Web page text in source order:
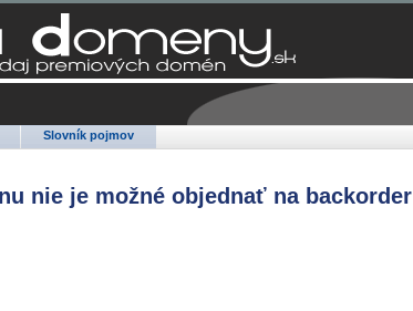
Slovník pojmov
nie je možné objednať na backorder